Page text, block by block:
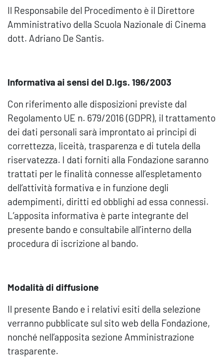
Il Responsabile del Procedimento è il Direttore
Amministrativo della Scuola Nazionale di Cinema
dott. Adriano De Santis.
Informativa ai sensi del D.lgs. 196/2003
Con riferimento alle disposizioni previste dal
Regolamento UE n. 679/2016 (GDPR), il trattamento
dei dati personali sarà improntato ai principi di
correttezza, liceità, trasparenza e di tutela della
riservatezza. I dati forniti alla Fondazione saranno
trattati per le finalità connesse all’espletamento
dell’attività formativa e in funzione degli
adempimenti, diritti ed obblighi ad essa connessi.
L’apposita informativa è parte integrante del
presente bando e consultabile all’interno della
procedura di iscrizione al bando.
Modalità di diffusione
Il presente Bando e i relativi esiti della selezione
verranno pubblicate sul sito web della Fondazione,
nonché nell’apposita sezione Amministrazione
trasparente.